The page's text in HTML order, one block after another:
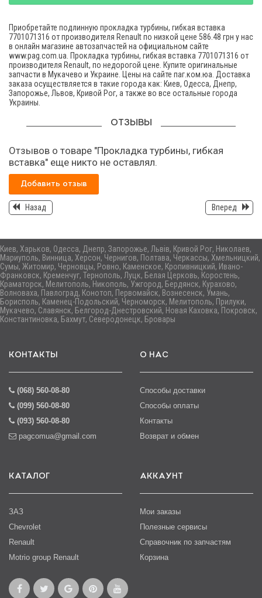
Приобретайте подлинную прокладка турбины, гибкая вставка
7701071316 от производителя Renault по низкой цене 586.48 грн у нас
в онлайн магазине автозапчастей на официальном сайте
www.pag.com.ua. Прокладка турбины, гибкая вставка 7701071316 от
производителя Renault, по недорогой цене. Купите оригинальные
запчасти в Мукачево и Украине. Цены на сайте паг.ком.юа. Доставка
заказа осуществляется в такие города как: Киев, Одесса, Днепр,
Запорожье, Львов, Кривой Рог, а также во все остальные города
Украины.
ОТЗЫВЫ
Отзывов о товаре "Прокладка турбины, гибкая
вставка" еще никто не оставлял.
Добавить отзыв
Назад Вперед
Киев, Харьков, Одесса, Днепр, Запорожье, Львів, Кривой Рог, Николаев,
Мариуполь, Винница, Херсон, Чернигов, Полтава, Черкассы, Хмельницкий,
Сумы, Житомир, Черновцы, Ровно, Каменское, Кропивницкий, Ивано-
Франковск, Кременчуг, Тернополь, Луцк, Белая Церковь, Коростень,
Краматорск, Мелитополь, Никополь, Ужгород, Бердянск, Курахово,
Волноваха, Павлоград, Конотоп, Первомайск, Вознесенск, Умань,
Борисполь, Каменец-Подольский, Черноморск, Мелитополь, Прилуки,
Мукачево, Славянск, Белгород-Днестровский, Новая Каховка, Покровск,
Константиновка, Бахмут, Северодонецк, Бровары
КОНТАКТЫ
(068) 560-08-80
(099) 560-08-80
(093) 560-08-80
pagcomua@gmail.com
О НАС
Способы доставки
Способы оплаты
Контакты
Возврат и обмен
КАТАЛОГ
ЗАЗ
Chevrolet
Renault
Motrio group Renault
АККАУНТ
Мои заказы
Полезные сервисы
Справочник по запчастям
Корзина